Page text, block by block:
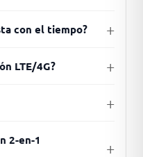
con el tiempo?
LTE/4G?
2-en-1